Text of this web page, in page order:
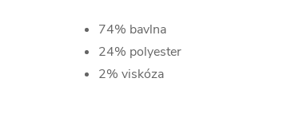
74% bavlna
24% polyester
2% viskóza